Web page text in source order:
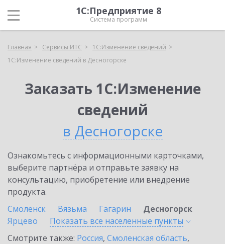
1С:Предприятие 8
Система программ
Главная Сервисы ИТС
1С:Изменение сведений
1С:Изменение сведений в Десногорске
Заказать 1С:Изменение
сведений
в Десногорске
Ознакомьтесь с информационными карточками,
выберите партнёра и отправьте заявку на
консультацию, приобретение или внедрение
продукта.
Смоленск
Вязьма Гагарин
Десногорск
Ярцево
Показать все населенные пункты
Смотрите также: Россия, Смоленская область,